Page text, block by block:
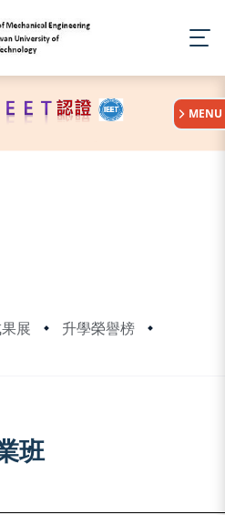
展
升學榮譽榜
MENU
班